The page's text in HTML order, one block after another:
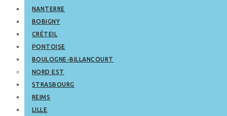
NANTERRE
BOBIGNY
CRÉTEIL
PONTOISE
BOULOGNE-BILLANCOURT
NORD EST
STRASBOURG
REIMS
LILLE